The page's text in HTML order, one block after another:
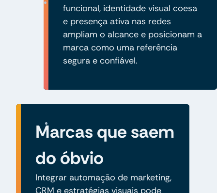
funcional, identidade visual coesa
e presença ativa nas redes
ampliam o alcance e posicionam a
marca como uma referência
segura e confiável.
Marcas que saem
do óbvio
Integrar automação de marketing,
CRM e estratégias visuais pode